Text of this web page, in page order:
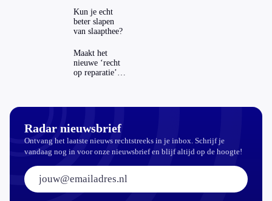
ING-app: is dat
wel veilig?
Kun je echt
beter slapen
van slaapthee?
Maakt het
nieuwe ‘recht
op reparatie’
Radar nieuwsbrief
Ontvang het laatste nieuws rechtstreeks in je inbox. Schrijf je
vandaag nog in voor onze nieuwsbrief en blijf altijd op de hoogte!
E-mailadres: